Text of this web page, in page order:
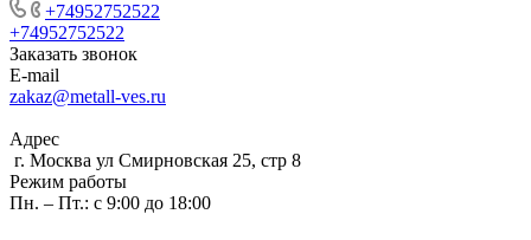
+74952752522
+74952752522
Заказать звонок
E-mail
zakaz@metall-ves.ru
Адрес
г. Москва ул Смирновская 25, стр 8
Режим работы
Пн. – Пт.: с 9:00 до 18:00